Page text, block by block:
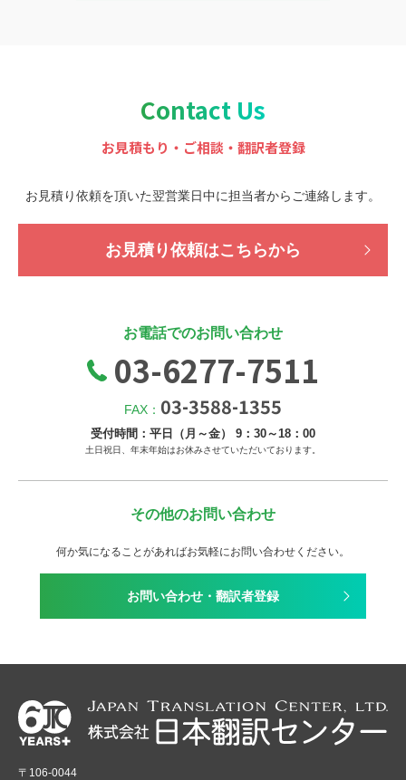
Contact Us
お見積もり・ご相談・翻訳者登録
お見積り依頼を頂いた翌営業日中に担当者からご連絡します。
お見積り依頼はこちらから
お電話でのお問い合わせ
03-6277-7511
FAX： 03-3588-1355
受付時間：平日（月～金） 9：30～18：00
土日祝日、年末年始はお休みさせていただいております。
その他のお問い合わせ
何か気になることがあればお気軽にお問い合わせください。
お問い合わせ・翻訳者登録
〒106-0044